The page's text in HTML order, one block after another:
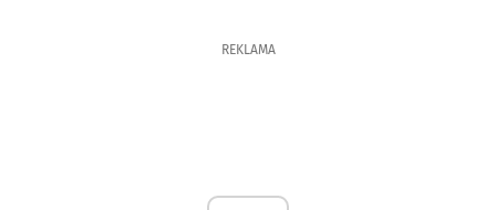
REKLAMA